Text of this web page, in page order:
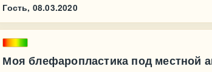
Гость, 08.03.2020
Моя блефаропластика под местной